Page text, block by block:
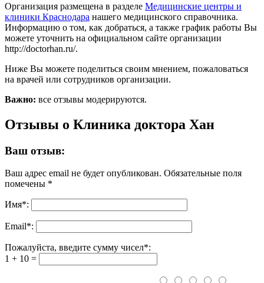
Организация размещена в разделе Медицинские центры и
клиники Краснодара нашего медицинского справочника.
Информацию о том, как добраться, а также график работы Вы
можете уточнить на официальном сайте организации
http://doctorhan.ru/.
Ниже Вы можете поделиться своим мнением, пожаловаться
на врачей или сотрудников организации.
Важно: все отзывы модерируются.
Отзывы о Клиника доктора Хан
Ваш отзыв:
Ваш адрес email не будет опубликован. Обязательные поля
помечены *
Имя*:
Email*:
Пожалуйста, введите сумму чисел*:
1 + 10 =